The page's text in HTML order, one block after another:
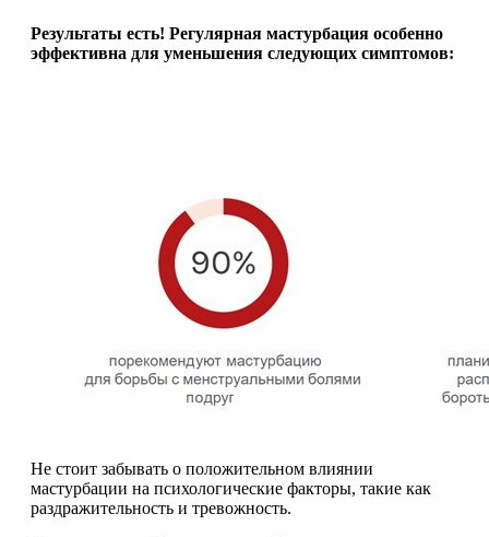
Результаты есть! Регулярная мастурбация особенно
эффективна для уменьшения следующих симптомов:
Не стоит забывать о положительном влиянии
мастурбации на психологические факторы, такие как
раздражительность и тревожность.